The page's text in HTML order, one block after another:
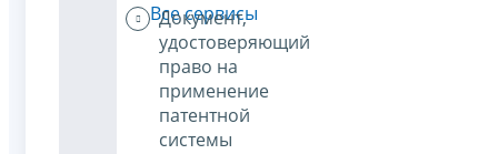
Документ,
удостоверяющий
право на
применение
патентной
системы
Все сервисы